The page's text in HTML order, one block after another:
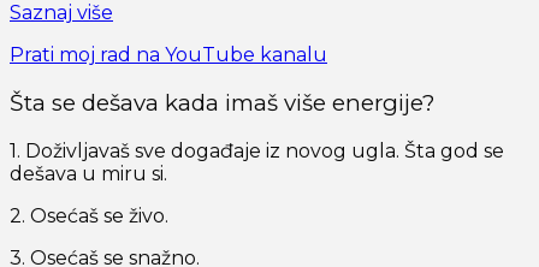
Saznaj više
Prati moj rad na YouTube kanalu
Šta se dešava kada imaš više energije?
1. Doživljavaš sve događaje iz novog ugla. Šta god se
dešava u miru si.
2. Osećaš se živo.
3. Osećaš se snažno.